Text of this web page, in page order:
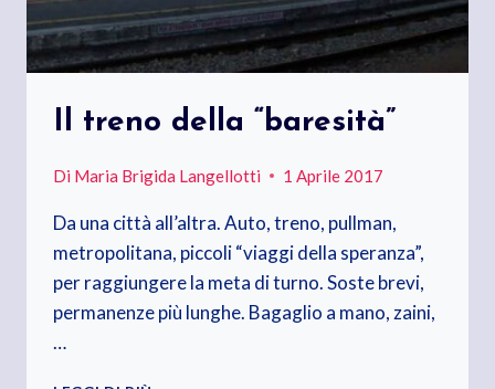
Il treno della “baresità”
Di Maria Brigida Langellotti 1 Aprile 2017
Da una città all’altra. Auto, treno, pullman,
metropolitana, piccoli “viaggi della speranza”,
per raggiungere la meta di turno. Soste brevi,
permanenze più lunghe. Bagaglio a mano, zaini,
…